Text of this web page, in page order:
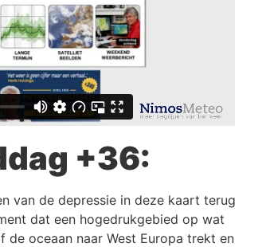
+36:
van de depressie in deze kaart terug
dat een hogedrukgebied op wat
de oceaan naar West Europa trekt en